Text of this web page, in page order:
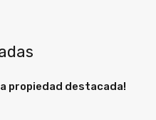
propiedad destacada!